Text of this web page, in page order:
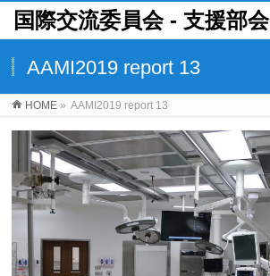
国際交流委員会 ‐ 支援部会
AAMI2019 report 13
HOME » AAMI2019 report 13